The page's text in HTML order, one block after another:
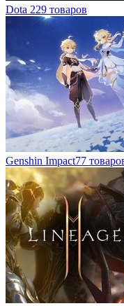
Dota 229 товаров
Genshin Impact77